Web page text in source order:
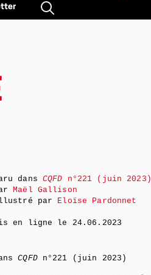
dans CQFD n°221 (juin 2023)
Maël Gallison
par Eloïse Pardonnet
en ligne le 24.06.2023
CQFDn°221 (juin 2023)